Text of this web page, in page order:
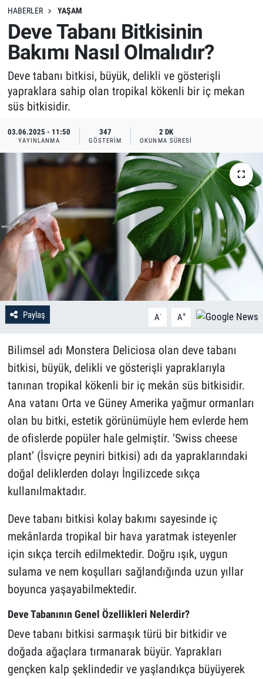
HABERLER YAŞAM
Deve Tabanı Bitkisinin
Bakımı Nasıl Olmalıdır?
Deve tabanı bitkisi, büyük, delikli ve gösterişli
yapraklara sahip olan tropikal kökenli bir iç mekan
süs bitkisidir.
03.06.2025 - 11:50
YAYINLANMA
347
GÖSTERIM
2 DK
OKUNMA SÜRESI
Paylaş A- A+
Bilimsel adı Monstera Deliciosa olan deve tabanı
bitkisi, büyük, delikli ve gösterişli yapraklarıyla
tanınan tropikal kökenli bir iç mekân süs bitkisidir.
Ana vatanı Orta ve Güney Amerika yağmur ormanları
olan bu bitki, estetik görünümüyle hem evlerde hem
de ofislerde popüler hale gelmiştir. ‘Swiss cheese
plant’ (İsviçre peyniri bitkisi) adı da yapraklarındaki
doğal deliklerden dolayı İngilizcede sıkça
kullanılmaktadır.
Deve tabanı bitkisi kolay bakımı sayesinde iç
mekânlarda tropikal bir hava yaratmak isteyenler
için sıkça tercih edilmektedir. Doğru ışık, uygun
sulama ve nem koşulları sağlandığında uzun yıllar
boyunca yaşayabilmektedir.
Deve Tabanının Genel Özellikleri Nelerdir?
Deve tabanı bitkisi sarmaşık türü bir bitkidir ve
doğada ağaçlara tırmanarak büyür. Yaprakları
gençken kalp şeklindedir ve yaşlandıkça büyüyerek